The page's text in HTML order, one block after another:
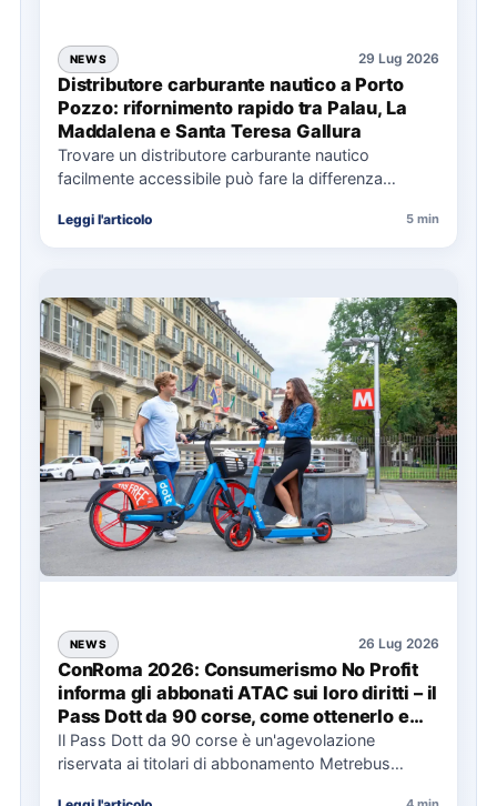
NEWS 29 Lug 2026
Distributore carburante nautico a Porto
Pozzo: rifornimento rapido tra Palau, La
Maddalena e Santa Teresa Gallura
Trovare un distributore carburante nautico
facilmente accessibile può fare la differenza
soprattutto…
Leggi l'articolo 5 min
NEWS 26 Lug 2026
ConRoma 2026: Consumerismo No Profit
informa gli abbonati ATAC sui loro diritti – il
Pass Dott da 90 corse, come ottenerlo e
cosa spetta in caso di disservizi
Il Pass Dott da 90 corse è un'agevolazione
riservata ai titolari di abbonamento Metrebus